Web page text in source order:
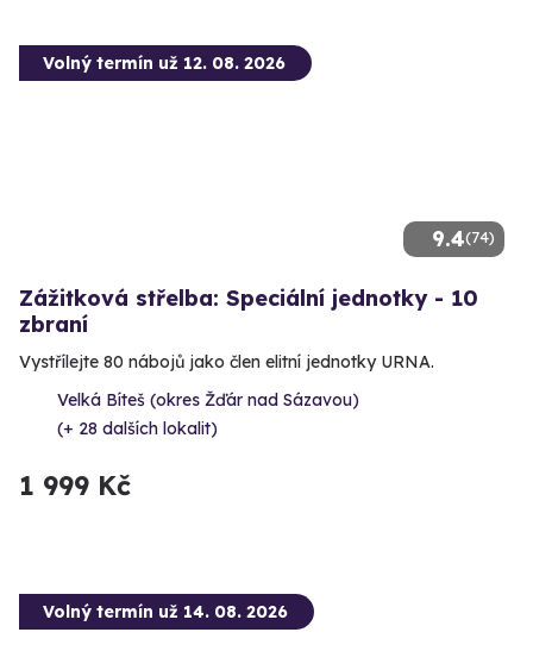
9.4(74)
Volný termín už 12. 08. 2026
Zážitková střelba: Speciální jednotky - 10
zbraní
Vystřílejte 80 nábojů jako člen elitní jednotky URNA.
Velká Bíteš (okres Žďár nad Sázavou)
(+ 28 dalších lokalit)
1 999 Kč
Volný termín už 14. 08. 2026